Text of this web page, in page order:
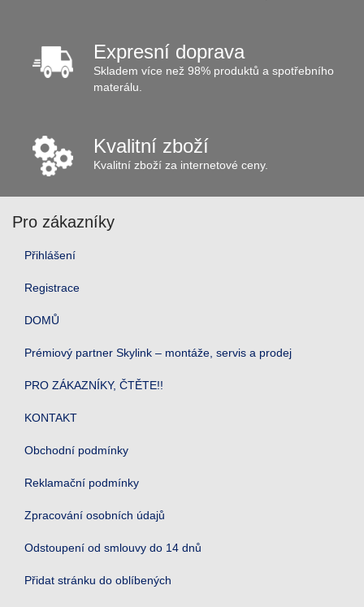
Expresní doprava
Skladem více než 98% produktů a spotřebního
materálu.
Kvalitní zboží
Kvalitní zboží za internetové ceny.
Pro zákazníky
Přihlášení
Registrace
DOMŮ
Prémiový partner Skylink – montáže, servis a prodej
PRO ZÁKAZNÍKY, ČTĚTE!!
KONTAKT
Obchodní podmínky
Reklamační podmínky
Zpracování osobních údajů
Odstoupení od smlouvy do 14 dnů
Přidat stránku do oblíbených